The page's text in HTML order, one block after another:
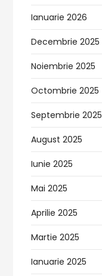
Ianuarie 2026
Decembrie 2025
Noiembrie 2025
Octombrie 2025
Septembrie 2025
August 2025
Iunie 2025
Mai 2025
Aprilie 2025
Martie 2025
Ianuarie 2025